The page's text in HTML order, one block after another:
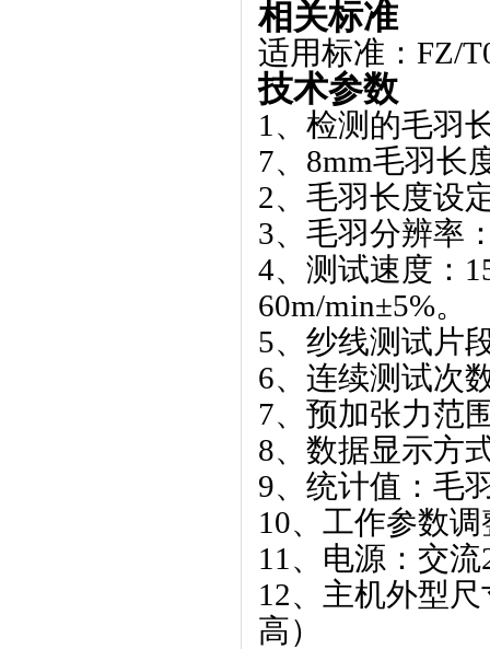
相关标准
适用标准：FZ/
技术参数
1、 检测的毛羽
7、8mm毛羽长
2、 毛羽长度设
3、 毛羽分辨率
4、 测试速度：
60m/min±5%。
5、 纱线测试片
6、 连续测试次
7、 预加张力范
8、 数据显示方
9、 统计值：毛
10、 工作参数
11、 电源：交
12、 主机外型尺
高）